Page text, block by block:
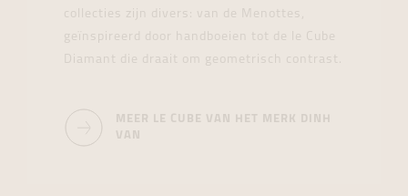
collecties zijn divers: van de Menottes,
geïnspireerd door handboeien tot de le Cube
Diamant die draait om geometrisch contrast.
MEER LE CUBE VAN HET MERK DINH
VAN